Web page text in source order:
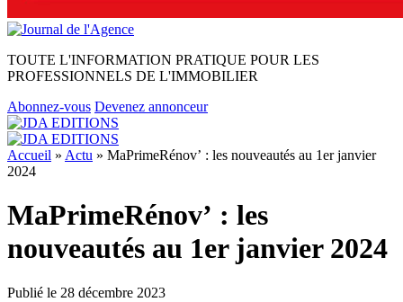
TOUTE L'INFORMATION PRATIQUE POUR LES
PROFESSIONNELS DE L'IMMOBILIER
Abonnez-vous Devenez annonceur
Accueil » Actu » MaPrimeRénov’ : les nouveautés au 1er janvier
2024
MaPrimeRénov’ : les
nouveautés au 1er janvier 2024
Publié le 28 décembre 2023